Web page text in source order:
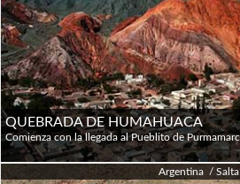
QUEBRADA DE HUMAHUACA
Argentina / Salta